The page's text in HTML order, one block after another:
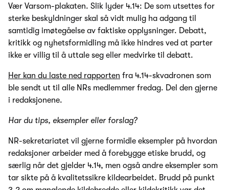
Vær Varsom-plakaten. Slik lyder 4.14: De som utsettes for
sterke beskyldninger skal så vidt mulig ha adgang til
samtidig imøtegåelse av faktiske opplysninger. Debatt,
kritikk og nyhetsformidling må ikke hindres ved at parter
ikke er villig til å uttale seg eller medvirke til debatt.
Her kan du laste ned rapporten fra 4.14-skvadronen som
ble sendt ut til alle NRs medlemmer fredag. Del den gjerne
i redaksjonene.
Har du tips, eksempler eller forslag?
NR-sekretariatet vil gjerne formidle eksempler på hvordan
redaksjoner arbeider med å forebygge etiske brudd, og
særlig når det gjelder 4.14, men også andre eksempler som
tar sikte på å kvalitetssikre kildearbeidet. Brudd på punkt